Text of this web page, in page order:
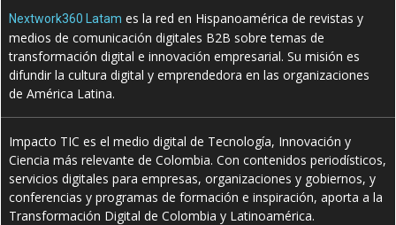
Nextwork360 Latam es la red en Hispanoamérica de revistas y
medios de comunicación digitales B2B sobre temas de
transformación digital e innovación empresarial. Su misión es
difundir la cultura digital y emprendedora en las organizaciones
de América Latina.
Impacto TIC es el medio digital de Tecnología, Innovación y
Ciencia más relevante de Colombia. Con contenidos periodísticos,
servicios digitales para empresas, organizaciones y gobiernos, y
conferencias y programas de formación e inspiración, aporta a la
Transformación Digital de Colombia y Latinoamérica.